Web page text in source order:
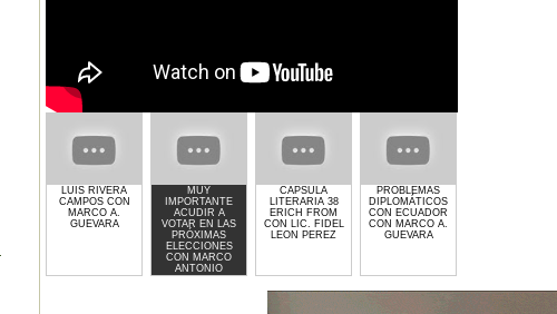
LUIS RIVERA
CAMPOS CON
MARCO A.
GUEVARA
MUY
IMPORTANTE
ACUDIR A
VOTAR EN LAS
PRÓXIMAS
ELECCIONES
CON MARCO
ANTONIO
GUEVARA
CAPSULA
LITERARIA 38
ERICH FROM
CON LIC. FIDEL
LEON PEREZ
PROBLEMAS
DIPLOMÁTICOS
CON ECUADOR
CON MARCO A.
GUEVARA